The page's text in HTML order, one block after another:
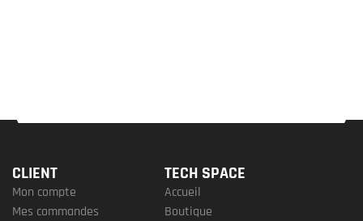
CLIENT
Mon compte
Mes commandes
TECH SPACE
Accueil
Boutique